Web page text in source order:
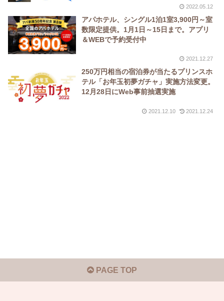
2022.05.12
アパホテル、シングル1泊1室3,900円～室
数限定提供。1月1日～15日まで。アプリ
＆WEBで予約受付中
2021.12.27
250万円相当の宿泊券が当たるプリンスホ
テル「お年玉初夢ガチャ」実施方法変更。
12月28日にWeb事前抽選実施
2021.12.10 2021.12.24
PAGE TOP